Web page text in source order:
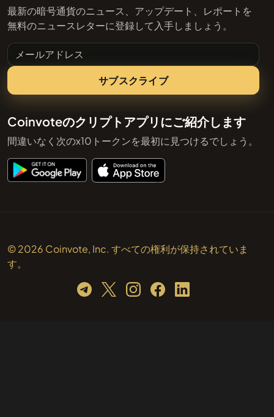
最新の暗号通貨のニュース、アップデート、レポートを
無料のニュースレターに登録して入手しましょう。
メールアドレス
サブスクライブ
Coinvoteのクリプトアプリにご紹介します
間違いなく次のx10トークンを最初に見つけるでしょう。
© 2026 Coinvote, Inc. すべての権利が保持されていま
す。